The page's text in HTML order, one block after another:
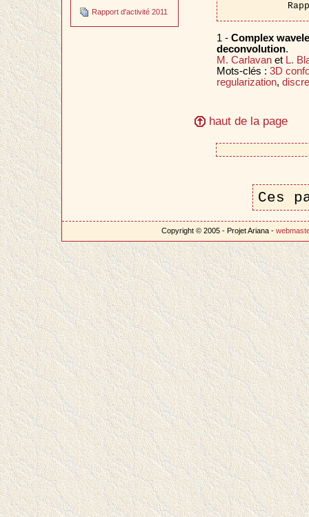
Rapport d'activité 2011
1 - Complex
deconvolution.
M. Carlavanet L.
Mots-clés : 3D
regularization,
haut de la page
Ces
Copyright © 2005 - Projet Ariana -